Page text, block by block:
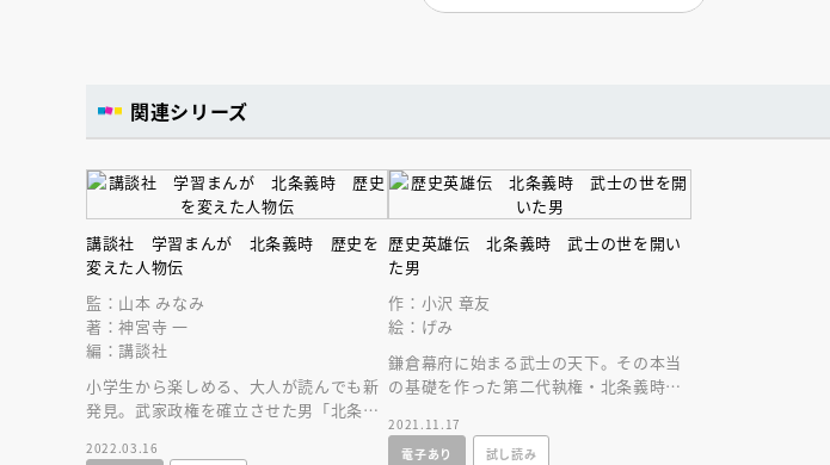
関連シリーズ
講談社 学習まんが 北条義時 歴史を
変えた人物伝
監：山本 みなみ
著：神宮寺 一
編：講談社
小学生から楽しめる、大人が読んでも新
発見。武家政権を確立させた男「北条義
2022.03.16
歴史英雄伝 北条義時 武士の世を開い
た男
作：小沢 章友
絵：げみ
鎌倉幕府に始まる武士の天下。その本当
の基礎を作った第二代執権・北条義時の
レーンの壮絶！
2021.11.17
電子あり
試し読み
人賞オンラインセミナー 受賞作家
と担当編集者が語る「絵本創作実践
応募締切 2025-10-31
童